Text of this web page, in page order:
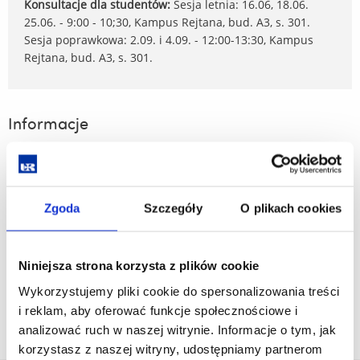
Zgoda Szczegóły O plikach cookies
Niniejsza strona korzysta z plików cookie
Wykorzystujemy pliki cookie do spersonalizowania treści
i reklam, aby oferować funkcje społecznościowe i
analizować ruch w naszej witrynie. Informacje o tym, jak
korzystasz z naszej witryny, udostępniamy partnerom
Konsultacje dla studentów: Sesja letnia: 16.06, 18.06.
25.06. - 9:00 - 10;30, Kampus Rejtana, bud. A3, s. 301.
Sesja poprawkowa: 2.09. i 4.09. - 12:00-13:30, Kampus
Rejtana, bud. A3, s. 301.
Informacje
Germanistka z bogatym doświadczeniem dydaktycznym.
Prowadzi zajęcia zarówno na lektoratach (różne kierunki
i Gramatyka języka niemieckiego). Zainteresowania:
językoznawstwo porównawcze (język niemiecki - język polski,
języków obcych.